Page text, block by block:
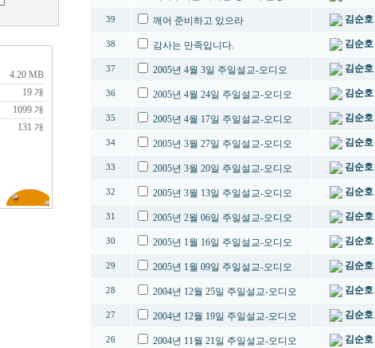
4.20 MB
19 개
1099 개
131 개
39 깨어 준비하고 있으라 김순호
38 감사는 만족입니다. 김순호
37 2005년 4월 3일 주일설교-오디오 김순호
36 2005년 4월 24일 주일설교-오디오 김순호
35 2005년 4월 17일 주일설교-오디오 김순호
34 2005년 3월 27일 주일설교-오디오 김순호
33 2005년 3월 20일 주일설교-오디오 김순호
32 2005년 3월 13일 주일설교-오디오 김순호
31 2005년 2월 06일 주일설교-오디오 김순호
30 2005년 1월 16일 주일설교-오디오 김순호
29 2005년 1월 09일 주일설교-오디오 김순호
28 2004년 12월 25일 주일설교-오디오 김순호
27 2004년 12월 19일 주일설교-오디오 김순호
26 2004년 11월 21일 주일설교-오디오 김순호